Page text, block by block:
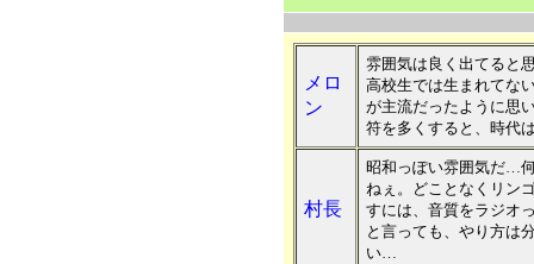
メロ
ン
雰囲気は良く出てると
高校生では生まれてな
が主流だったように思
符を多くすると、時代
村長
昭和っぽい雰囲気だ…
ねぇ。どことなくリン
すには、音質をラジオ
と言っても、やり方は
い…